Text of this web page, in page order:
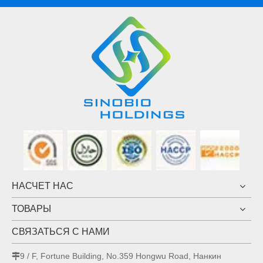
НАСЧЕТ НАС
ТОВАРЫ
СВЯЗАТЬСЯ С НАМИ
9 / F, Fortune Building, No.359 Hongwu Road, Нанкин